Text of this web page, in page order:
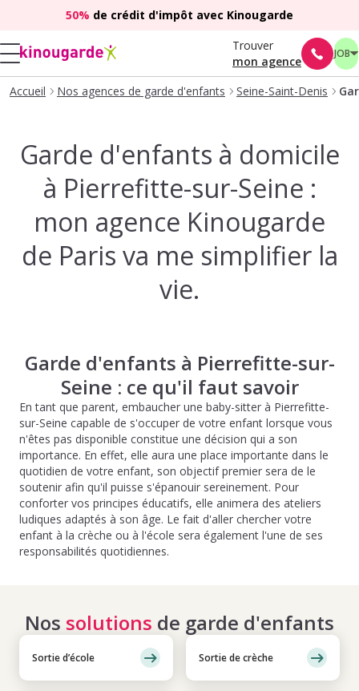
50% de crédit d'impôt avec Kinougarde
Trouver
mon agence
JOB
Accueil Nos agences de garde d'enfants Seine-Saint-Denis
Garde d'enfants à domicile
à Pierrefitte-sur-Seine :
mon agence Kinougarde
de Paris va me simplifier la
vie.
Garde d'enfants à Pierrefitte-sur-
Seine : ce qu'il faut savoir
En tant que parent, embaucher une baby-sitter à Pierrefitte-
sur-Seine capable de s'occuper de votre enfant lorsque vous
n'êtes pas disponible constitue une décision qui a son
importance. En effet, elle aura une place importante dans le
quotidien de votre enfant, son objectif premier sera de le
soutenir afin qu'il puisse s'épanouir sereinement. Pour
conforter vos principes éducatifs, elle animera des ateliers
ludiques adaptés à son âge. Le fait d'aller chercher votre
enfant à la crèche ou à l'école sera également l'une de ses
responsabilités quotidiennes.
Nos solutions de garde d'enfants
Sortie d’école Sortie de crèche